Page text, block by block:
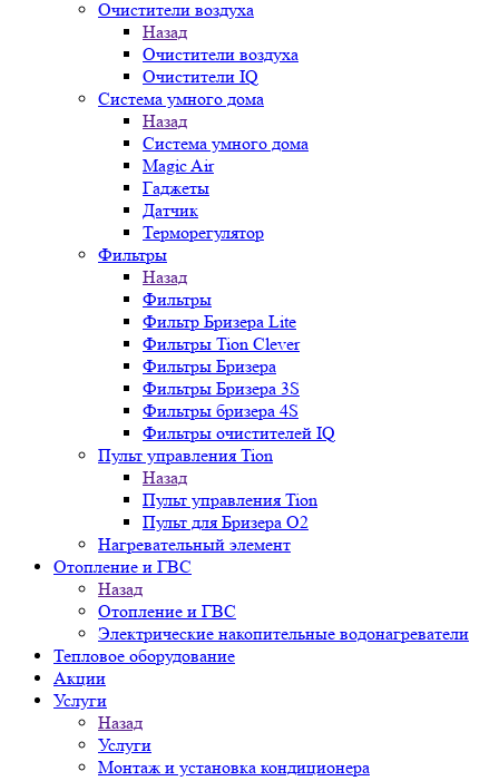
Очистители воздуха
Назад
Очистители воздуха
Очистители IQ
Система умного дома
Назад
Система умного дома
Magic Air
Гаджеты
Датчик
Терморегулятор
Фильтры
Назад
Фильтры
Фильтр Бризера Lite
Фильтры Tion Clever
Фильтры Бризера
Фильтры Бризера 3S
Фильтры бризера 4S
Фильтры очистителей IQ
Пульт управления Tion
Назад
Пульт управления Tion
Пульт для Бризера O2
Нагревательный элемент
Отопление и ГВС
Назад
Отопление и ГВС
Электрические накопительные водонагреватели
Тепловое оборудование
Акции
Услуги
Назад
Услуги
Монтаж и установка кондиционера